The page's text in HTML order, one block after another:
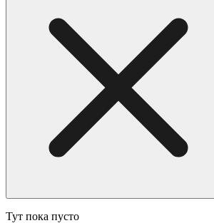
Тут пока пусто